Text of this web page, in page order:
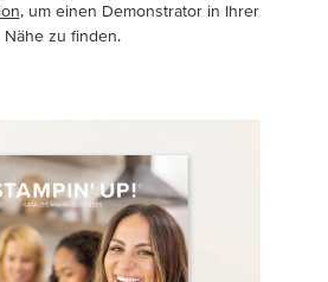
, um einen Demonstrator in Ihrer
Nähe zu finden.